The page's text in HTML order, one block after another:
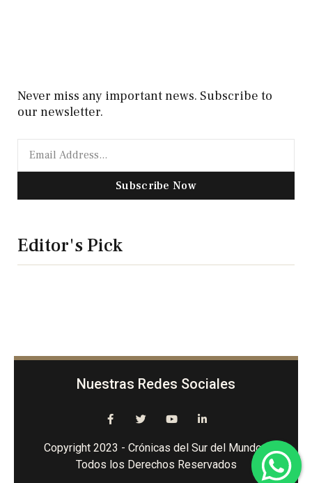
Never miss any important news. Subscribe to
our newsletter.
Subscribe Now
Editor's Pick
Nuestras Redes Sociales
Copyright 2023 - Crónicas del Sur del Mundo -
Todos los Derechos Reservados